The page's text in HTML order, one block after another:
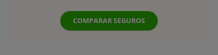
COMPARAR SEGUROS